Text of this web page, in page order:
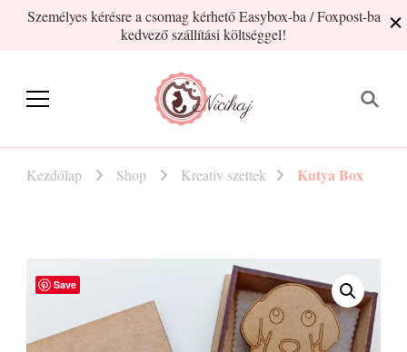
Személyes kérésre a csomag kérhető Easybox-ba / Foxpost-ba
kedvező szállítási költséggel!
Nicihaj
Kezdőlap Shop Kreatív szettek Kutya Box
Save